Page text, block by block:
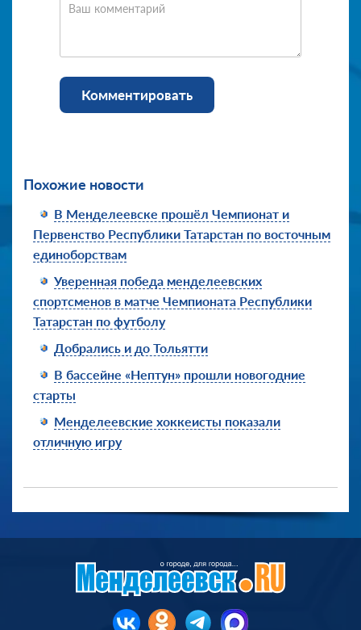
Ваш комментарий
Комментировать
Похожие новости
В Менделеевске прошёл Чемпионат и
Первенство Республики Татарстан по восточным
единоборствам
Уверенная победа менделеевских
спортсменов в матче Чемпионата Республики
Татарстан по футболу
Добрались и до Тольятти
В бассейне «Нептун» прошли новогодние
старты
Менделеевские хоккеисты показали
отличную игру